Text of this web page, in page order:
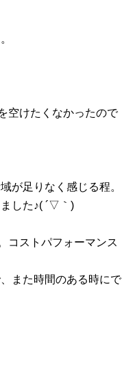
空けたくなかったので
が足りなく感じる程。
した♪( ´▽｀)
コストパフォーマンス
また時間のある時にで